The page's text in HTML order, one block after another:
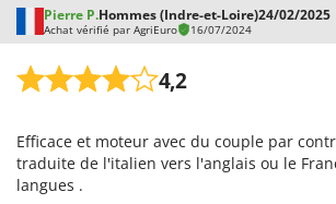
Pierre P.Hommes (Indre-et-Loire)24/02/2025
Achat vérifié par AgriEuro 16/07/2024
4,2
Prestations
Facilité d'utilisation
Efficace et moteur avec du couple par
traduite de l'italien vers l'anglais ou le
langues .